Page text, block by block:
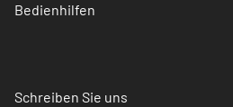
Bedienhilfen
Schreiben Sie uns